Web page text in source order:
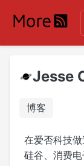
Jesse
博客
在爱否科技
硅谷、消费电